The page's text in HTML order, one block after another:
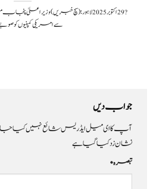
?️ 29 اکتوبر 2025لاہور: (سچ خبریں)
سے امریکی کمپنیوں کو
جواب دیں
آپ کا ای میل ایڈریس شائع نہیں کیا
نشان زد کیا گیا ہے
تبصرہ*